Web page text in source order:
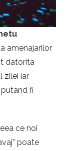
amenajarilor
datorita
zilei iar
fi
ce noi
poate